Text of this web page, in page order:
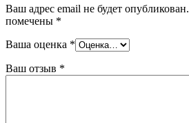
Ваш адрес email не будет опубликован.
помечены *
Ваша оценка *
Ваш отзыв *